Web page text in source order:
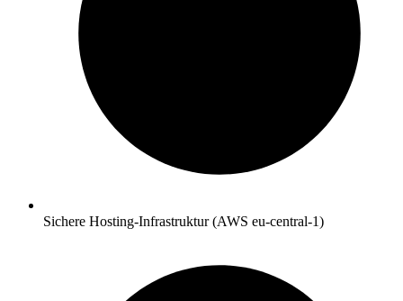
Sichere Hosting-Infrastruktur (AWS eu-central-1)